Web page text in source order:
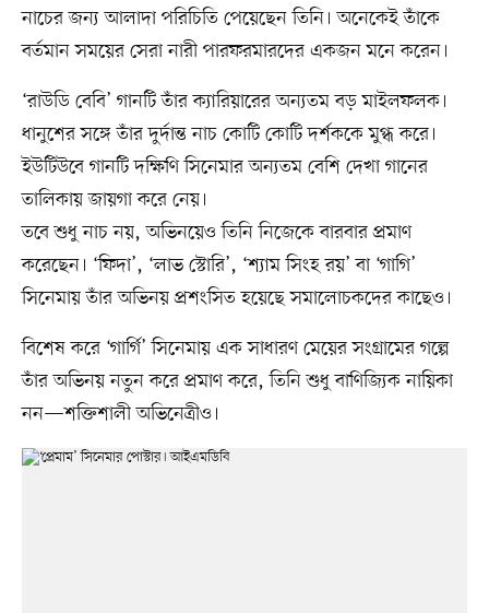
নাচের জন্য আলাদা পরিচিতি পেয়েছেন তিনি। অনেকেই তাঁকে
বর্তমান সময়ের সেরা নারী পারফরমারদের একজন মনে করেন।
‘রাউডি বেবি’ গানটি তাঁর ক্যারিয়ারের অন্যতম বড় মাইলফলক।
ধানুশের সঙ্গে তাঁর দুর্দান্ত নাচ কোটি কোটি দর্শককে মুগ্ধ করে।
ইউটিউবে গানটি দক্ষিণি সিনেমার অন্যতম বেশি দেখা গানের
তালিকায় জায়গা করে নেয়।
তবে শুধু নাচ নয়, অভিনয়েও তিনি নিজেকে বারবার প্রমাণ
করেছেন। ‘ফিদা’, ‘লাভ স্টোরি’, ‘শ্যাম সিংহ রয়’ বা ‘গাগি’
সিনেমায় তাঁর অভিনয় প্রশংসিত হয়েছে সমালোচকদের কাছেও।
বিশেষ করে ‘গার্গি’ সিনেমায় এক সাধারণ মেয়ের সংগ্রামের গল্পে
তাঁর অভিনয় নতুন করে প্রমাণ করে, তিনি শুধু বাণিজ্যিক নায়িকা
নন—শক্তিশালী অভিনেত্রীও।